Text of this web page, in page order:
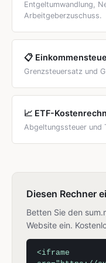
Entgeltumwandlung,
Arbeitgeberzuschuss.
📋
Grenzsteuersatz und
📈 ETF-
Abgeltungssteuer und
Diesen Rechner
Betten Sie den
Website ein.
<iframe